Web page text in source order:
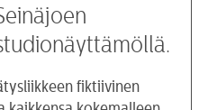
fiktiivinen